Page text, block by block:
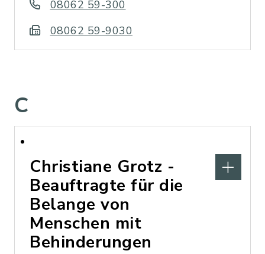
08062 59-300
08062 59-9030
C
Christiane Grotz -
Beauftragte für die
Belange von
Menschen mit
Behinderungen